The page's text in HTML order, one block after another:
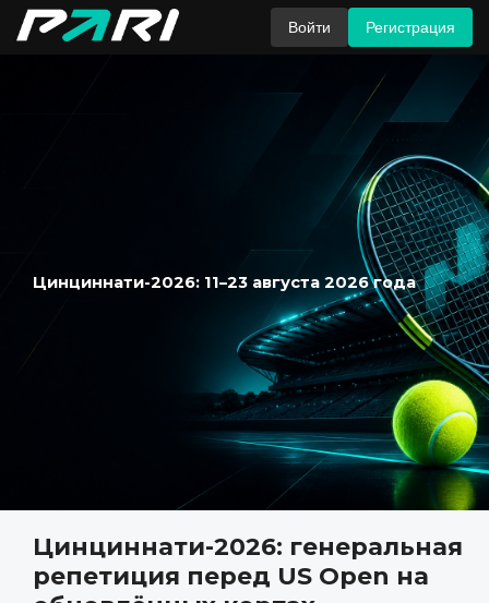
Войти Регистрация
Цинциннати-2026: 11–23 августа 2026 года
Цинциннати-2026: генеральная
репетиция перед US Open на